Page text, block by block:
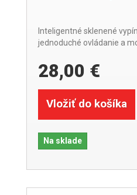
Inteligentné sklenené
jednoduché ovládanie a
28,00 €
Vložiť do košíka
Na sklade